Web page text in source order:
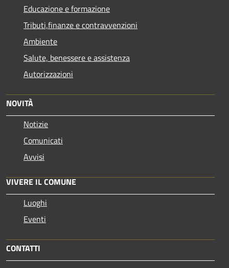
Educazione e formazione
Tributi,finanze e contravvenzioni
Ambiente
Salute, benessere e assistenza
Autorizzazioni
NOVITÀ
Notizie
Comunicati
Avvisi
VIVERE IL COMUNE
Luoghi
Eventi
CONTATTI